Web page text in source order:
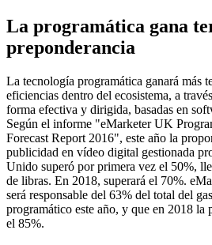
La programática gana
preponderancia
La tecnología programática ganará más
eficiencias dentro del ecosistema, a
forma efectiva y dirigida, basadas en
Según el informe "eMarketer UK
Forecast Report 2016", este año la
publicidad en vídeo digital gestionada
Unido superó por primera vez el 50%,
de libras. En 2018, superará el 70%.
será responsable del 63% del total del
programático este año, y que en 2018 la
el 85%.